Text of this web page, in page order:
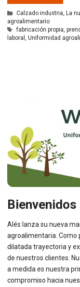
Categorías
Calzado industria, La
agroalimentario
Etiquetas
fabricación propia,
laboral , Uniformidad
Alés lanza su nueva
agroalimentaria. Como
dilatada trayectoria y
de nuestros clientes.
a medida es nuestra
compromiso hacia